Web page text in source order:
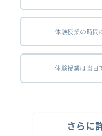
体験授業の時間
体験授業は当日
さらに